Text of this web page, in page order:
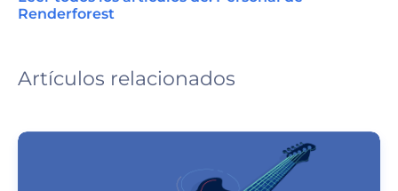
Renderforest
Artículos relacionados